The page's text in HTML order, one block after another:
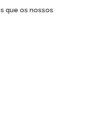
que os nossos